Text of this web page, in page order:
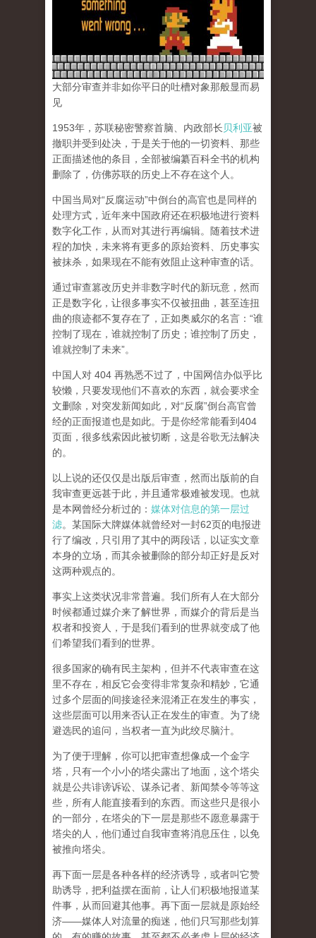
大部分审查并非如你平日的吐槽对象那般显而易
见
1953年，苏联秘密警察首脑、内政部长贝利亚被
撤职并受到处决，于是关于他的一切资料、那些
正面描述他的条目，全部被编纂百科全书的机构
删除了，仿佛苏联的历史上不存在这个人。
中国当局对“反腐运动”中倒台的高官也是同样的
处理方式，近年来中国政府还在积极地进行资料
数字化工作，从而对其进行再编辑。随着技术进
程的加快，未来将有更多的原始资料、历史事实
被抹杀，如果现在不能有效阻止这种审查的话。
通过审查篡改历史并非数字时代的新玩意，然而
正是数字化，让很多事实不仅被扭曲，甚至连扭
曲的痕迹都不复存在了，正如奥威尔的名言：“谁
控制了现在，谁就控制了历史；谁控制了历史，
谁就控制了未来”。
中国人对 404 再熟悉不过了，中国网信办似乎比
较懒，只要发现他们不喜欢的东西，就会要求全
文删除，对突发新闻如此，对“反腐”倒台高官曾
经的正面报道也是如此。于是你经常能看到404
页面， 很多线索因此被切断，这是谷歌无法解决
的。
以上说的还仅仅是出版后审查，然而出版前的自
我审查更远甚于此，并且通常极难被发现。 也就
是本网曾经分析过的： 媒体对信息的第一层过
滤。某国际大牌媒体就曾经对一封62页的电报进
行了编改，只引用了其中的两段话，以证实文章
本身的立场，而其余被删除的部分却正好是反对
这两种观点的。
事实上这类状况非常普遍。我们所有人在大部分
时候都通过媒介来了解世界，而媒介的背后是当
权者和投资人，于是我们看到的世界就变成了他
们希望我们看到的世界。
很多国家的确有民主架构，但并不代表审查在这
里不存在，相反它会变得非常复杂和精妙，它通
过多个层面的间接途径来混淆正在发生的事实，
这些层面可以用来否认正在发生的审查。为了绕
避选民的追问，当权者一直为此绞尽脑汁。
为了便于理解，你可以把审查想像成一个金字
塔，只有一个小小的塔尖露出了地面，这个塔尖
就是公共诽谤诉讼、谋杀记者、新闻禁令等等这
些，所有人能直接看到的东西。而这些只是很小
的一部分，在塔尖的下一层是那些不愿意暴露于
塔尖的人，他们通过自我审查将消息压住，以免
被推向塔尖。
再下面一层是各种各样的经济诱导，或者叫它赞
助诱导，把利益摆在面前，让人们积极地报道某
件事，从而回避其他事。再下面一层就是原始经
济——媒体人对流量的痴迷，他们只写那些划算